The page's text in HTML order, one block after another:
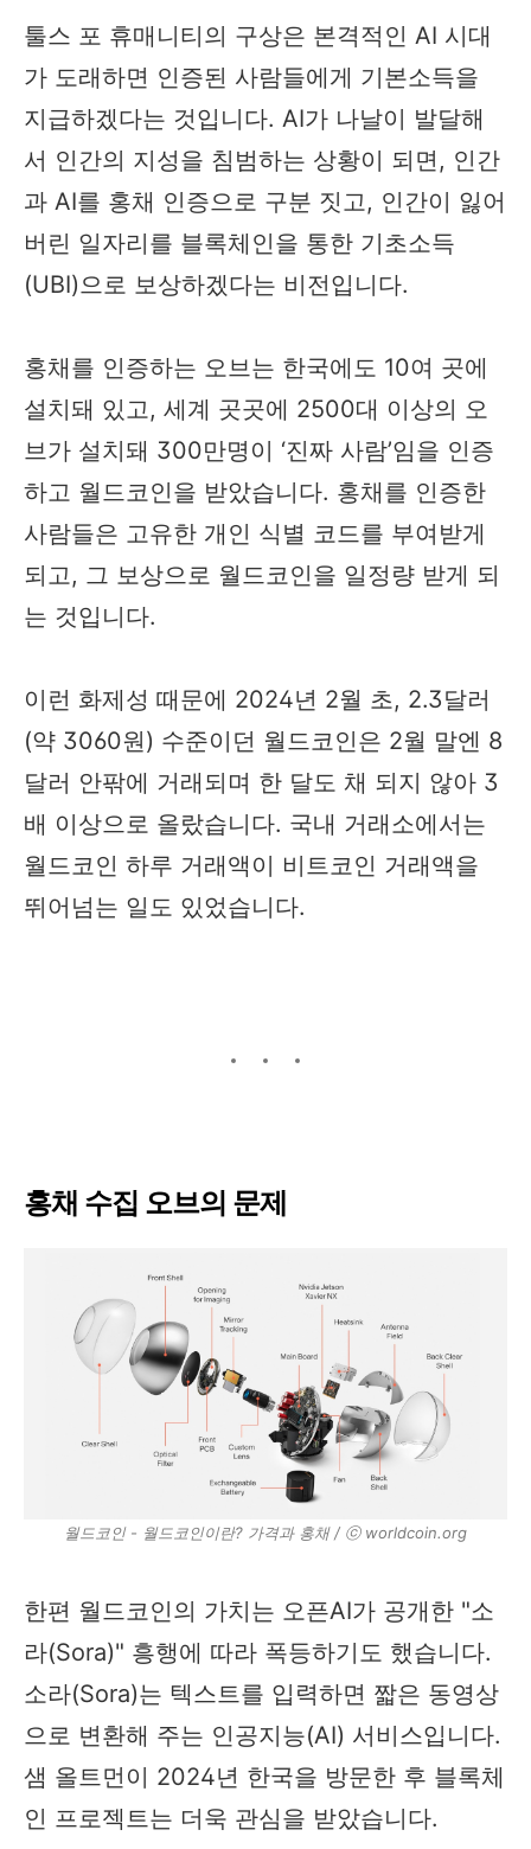
툴스 포 휴매니티의 구상은 본격적인 AI 시대
가 도래하면 인증된 사람들에게 기본소득을
지급하겠다는 것입니다. AI가 나날이 발달해
서 인간의 지성을 침범하는 상황이 되면, 인간
과 AI를 홍채 인증으로 구분 짓고, 인간이 잃어
버린 일자리를 블록체인을 통한 기초소득
(UBI)으로 보상하겠다는 비전입니다.
홍채를 인증하는 오브는 한국에도 10여 곳에
설치돼 있고, 세계 곳곳에 2500대 이상의 오
브가 설치돼 300만명이 ‘진짜 사람’임을 인증
하고 월드코인을 받았습니다. 홍채를 인증한
사람들은 고유한 개인 식별 코드를 부여받게
되고, 그 보상으로 월드코인을 일정량 받게 되
는 것입니다.
이런 화제성 때문에 2024년 2월 초, 2.3달러
(약 3060원) 수준이던 월드코인은 2월 말엔 8
달러 안팎에 거래되며 한 달도 채 되지 않아 3
배 이상으로 올랐습니다. 국내 거래소에서는
월드코인 하루 거래액이 비트코인 거래액을
뛰어넘는 일도 있었습니다.
홍채 수집 오브의 문제
월드코인 - 월드코인이란? 가격과 홍채 / ⓒ worldcoin.org
한편 월드코인의 가치는 오픈AI가 공개한 "소
라(Sora)" 흥행에 따라 폭등하기도 했습니다.
소라(Sora)는 텍스트를 입력하면 짧은 동영상
으로 변환해 주는 인공지능(AI) 서비스입니다.
샘 올트먼이 2024년 한국을 방문한 후 블록체
인 프로젝트는 더욱 관심을 받았습니다.